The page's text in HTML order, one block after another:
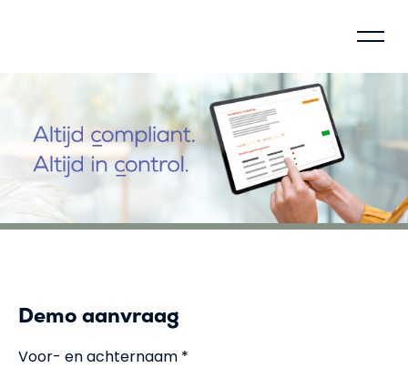
Control model
About Voca
How does Voca work?
Social impact
Compliance
Demo aanvraag
Voor- en achternaam